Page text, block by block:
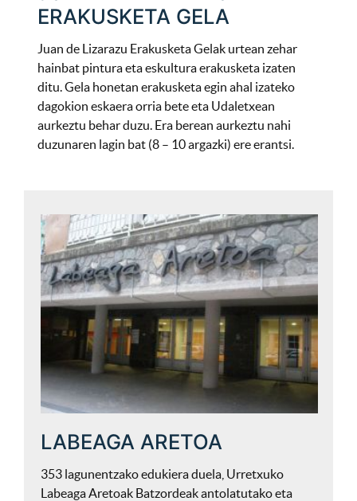
ERAKUSKETA GELA
Juan de Lizarazu Erakusketa Gelak urtean zehar
hainbat pintura eta eskultura erakusketa izaten
ditu. Gela honetan erakusketa egin ahal izateko
dagokion eskaera orria bete eta Udaletxean
aurkeztu behar duzu. Era berean aurkeztu nahi
duzunaren lagin bat (8 – 10 argazki) ere erantsi.
LABEAGA ARETOA
353 lagunentzako edukiera duela, Urretxuko
Labeaga Aretoak Batzordeak antolatutako eta